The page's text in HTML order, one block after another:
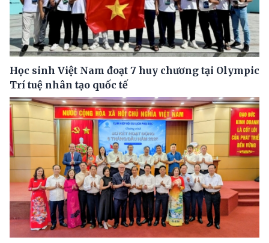
Học sinh Việt Nam đoạt 7 huy chương tại Olympic
Trí tuệ nhân tạo quốc tế